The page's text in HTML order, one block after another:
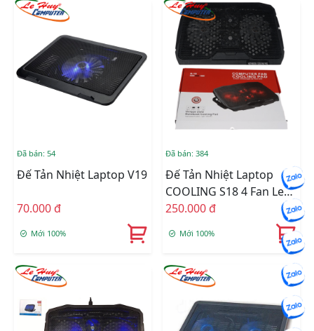
Đã bán: 54
Đế Tản Nhiệt Laptop V19
70.000 đ
Mới 100%
Đã bán: 384
Đế Tản Nhiệt Laptop
COOLING S18 4 Fan Led
Đỏ
250.000 đ
Mới 100%